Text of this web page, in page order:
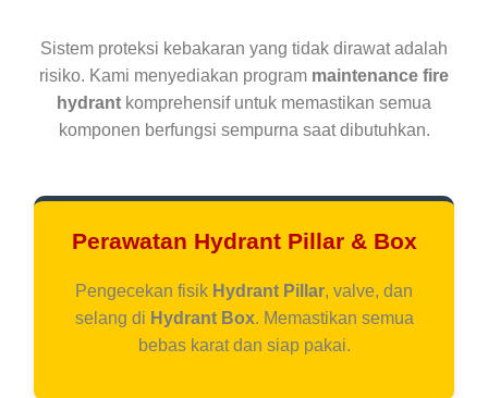
Sistem proteksi kebakaran yang tidak dirawat adalah
risiko. Kami menyediakan program maintenance fire
hydrant komprehensif untuk memastikan semua
komponen berfungsi sempurna saat dibutuhkan.
Perawatan Hydrant Pillar & Box
Pengecekan fisik Hydrant Pillar, valve, dan
selang di Hydrant Box. Memastikan semua
bebas karat dan siap pakai.